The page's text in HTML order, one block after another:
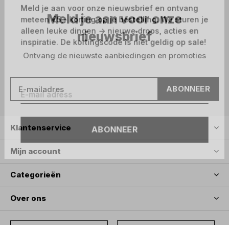
Meld je aan voor onze nieuwsbrief en ontvang
meteen €5,- korting op je bestelling. We sturen je
alleen leuke dingen -> nieuwe drops, acties en
inspiratie. De kortingscode is niet geldig op sale!
ABONNEER
Meld je aan voor onze
nieuwsbrief
Ontvang de nieuwste aanbiedingen en promoties
ABONNEER
Klantenservice
Mijn account
Categorieën
Over ons